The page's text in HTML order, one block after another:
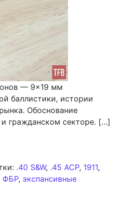
— 9×19 мм
баллистики, истории
Обоснование
гражданском секторе. […]
.40 S&W, .45 ACP, 1911,
ФБР, экспансивные